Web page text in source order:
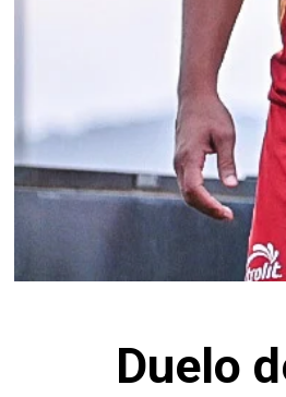
Duelo